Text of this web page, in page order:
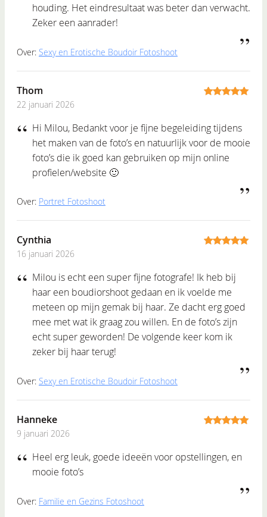
houding. Het eindresultaat was beter dan verwacht.
Zeker een aanrader!
Over: Sexy en Erotische Boudoir Fotoshoot
Thom
22 januari 2026
Hi Milou, Bedankt voor je fijne begeleiding tijdens
het maken van de foto’s en natuurlijk voor de mooie
foto’s die ik goed kan gebruiken op mijn online
profielen/website 🙂
Over: Portret Fotoshoot
Cynthia
16 januari 2026
Milou is echt een super fijne fotografe! Ik heb bij
haar een boudiorshoot gedaan en ik voelde me
meteen op mijn gemak bij haar. Ze dacht erg goed
mee met wat ik graag zou willen. En de foto’s zijn
echt super geworden! De volgende keer kom ik
zeker bij haar terug!
Over: Sexy en Erotische Boudoir Fotoshoot
Hanneke
9 januari 2026
Heel erg leuk, goede ideeën voor opstellingen, en
mooie foto’s
Over: Familie en Gezins Fotoshoot